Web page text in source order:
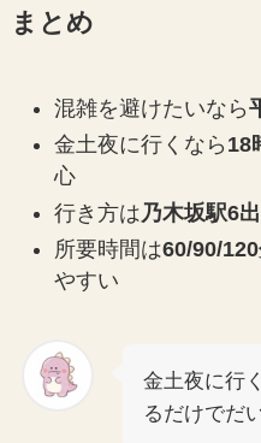
まとめ
混雑を避けたいなら
金土夜に行くなら 18
心
行き方は乃木坂駅6
所要時間は60/90/
やすい
金土夜に行
るだけでだ